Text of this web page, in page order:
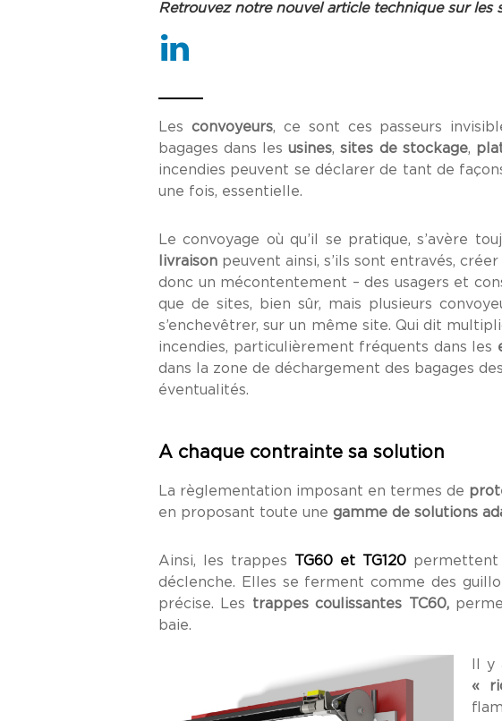
Retrouvez notre nouvel article technique sur les
Les convoyeurs, ce sont ces passeurs
bagages dans lesusines,sites de stockage,
incendies peuvent se déclarer de tant de
une fois, essentielle.
Le convoyage où qu’il se pratique, s’avère
livraison peuvent ainsi, s’ils sont entravés,
donc un mécontentement – des usagers et
que de sites, bien sûr, mais plusieurs
s’enchevêtrer, sur un même site. Qui dit
incendies, particulièrement fréquents dans les
dans la zone de déchargement des bagages
éventualités.
A chaque contrainte sa solution
La règlementation imposant en termes de
en proposant toute une gamme de solutions
Ainsi, les trappes TG60 et TG120permettent
déclenche. Elles se ferment comme des
précise. Les trappes coulissantes TC60,
baie.
Il y
«